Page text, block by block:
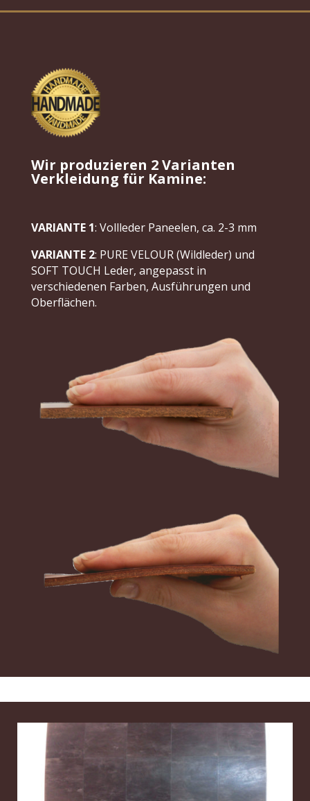
Wir produzieren 2 Varianten
Verkleidung für Kamine:
VARIANTE 1: Vollleder Paneelen, ca. 2-3 mm
VARIANTE 2: PURE VELOUR (Wildleder) und
SOFT TOUCH Leder, angepasst in
verschiedenen Farben, Ausführungen und
Oberflächen.